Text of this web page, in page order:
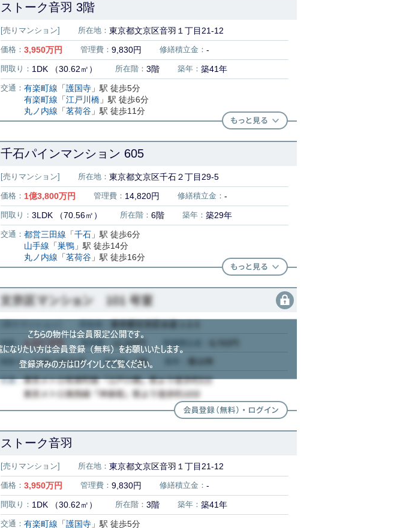
ストーク音羽 3階
[売りマンション] 所在地： 東京都文京区音羽１丁目21-12
価格： 3,950万円 管理費： 9,830円 修繕積立金： -
間取り： 1DK （30.62㎡） 所在階： 3階 築年： 築41年
交通： 有楽町線 「護国寺 」駅 徒歩5分
有楽町線 「江戸川橋 」駅 徒歩6分
丸ノ内線 「茗荷谷 」駅 徒歩11分
千石パインマンション 605
[売りマンション] 所在地： 東京都文京区千石２丁目29-5
価格： 1億3,800万円 管理費： 14,820円 修繕積立金： -
間取り： 3LDK （70.56㎡） 所在階： 6階 築年： 築29年
交通： 都営三田線 「千石 」駅 徒歩6分
山手線 「巣鴨 」駅 徒歩14分
丸ノ内線 「茗荷谷 」駅 徒歩16分
ストーク音羽
[売りマンション] 所在地： 東京都文京区音羽１丁目21-12
価格： 3,950万円 管理費： 9,830円 修繕積立金： -
間取り： 1DK （30.62㎡） 所在階： 3階 築年： 築41年
交通： 有楽町線 「護国寺 」駅 徒歩5分